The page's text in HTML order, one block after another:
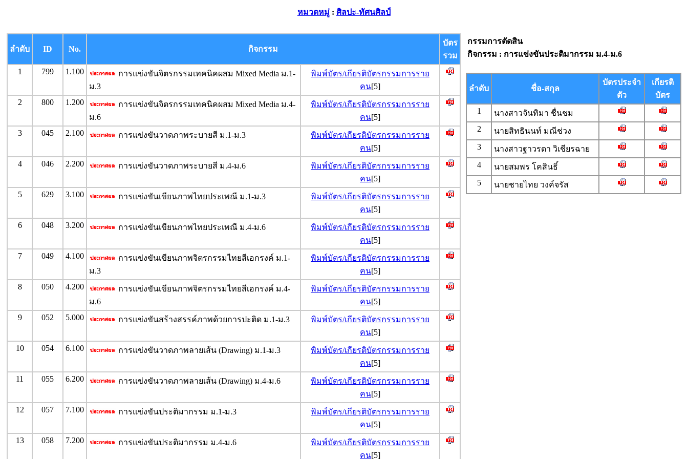
หมวดหมู่ : ศิลปะ-ทัศนศิลป์
ลำดับ ID No. กิจกรรม
บัตร
รวม
1
799 1.100
การแข่งขันจิตรกรรมเทคนิคผสม Mixed Media ม.1-
ม.3
พิมพ์บัตร/เกียรติบัตรกรรมการราย
คน[5]
2
800 1.200
การแข่งขันจิตรกรรมเทคนิคผสม Mixed Media ม.4-
ม.6
พิมพ์บัตร/เกียรติบัตรกรรมการราย
คน[5]
3
045 2.100 การแข่งขันวาดภาพระบายสี ม.1-ม.3
พิมพ์บัตร/เกียรติบัตรกรรมการราย
คน[5]
4
046 2.200 การแข่งขันวาดภาพระบายสี ม.4-ม.6
พิมพ์บัตร/เกียรติบัตรกรรมการราย
คน[5]
5
629 3.100 การแข่งขันเขียนภาพไทยประเพณี ม.1-ม.3
พิมพ์บัตร/เกียรติบัตรกรรมการราย
คน[5]
6
048 3.200 การแข่งขันเขียนภาพไทยประเพณี ม.4-ม.6
พิมพ์บัตร/เกียรติบัตรกรรมการราย
คน[5]
7
049 4.100
การแข่งขันเขียนภาพจิตรกรรมไทยสีเอกรงค์ ม.1-
ม.3
พิมพ์บัตร/เกียรติบัตรกรรมการราย
คน[5]
8
050 4.200
การแข่งขันเขียนภาพจิตรกรรมไทยสีเอกรงค์ ม.4-
ม.6
พิมพ์บัตร/เกียรติบัตรกรรมการราย
คน[5]
9
052 5.000 การแข่งขันสร้างสรรค์ภาพด้วยการปะติด ม.1-ม.3
พิมพ์บัตร/เกียรติบัตรกรรมการราย
คน[5]
10
054 6.100 การแข่งขันวาดภาพลายเส้น (Drawing) ม.1-ม.3
พิมพ์บัตร/เกียรติบัตรกรรมการราย
คน[5]
11
055 6.200 การแข่งขันวาดภาพลายเส้น (Drawing) ม.4-ม.6
พิมพ์บัตร/เกียรติบัตรกรรมการราย
คน[5]
12
057 7.100 การแข่งขันประติมากรรม ม.1-ม.3
พิมพ์บัตร/เกียรติบัตรกรรมการราย
คน[5]
13
058 7.200 การแข่งขันประติมากรรม ม.4-ม.6
พิมพ์บัตร/เกียรติบัตรกรรมการราย
คน[5]
กรรมการตัดสิน
กิจกรรม : การแข่งขันประติมากรรม ม.4-ม.6
ลำดับ ชื่อ-สกุล
บัตรประจำ
ตัว
เกียรติ
บัตร
1
นางสาวจันทิมา ชื่นชม
2
นายสิทธินนท์ มณีช่วง
3
นางสาวฐาวรดา วิเชียรฉาย
4
นายสมพร โคสินธิ์
5
นายชายไทย วงค์จรัส